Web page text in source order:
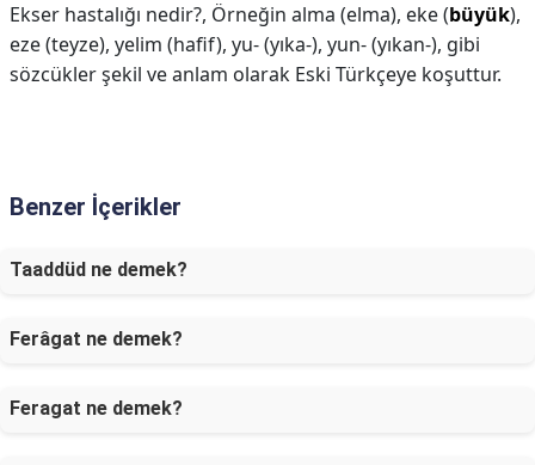
Ekser hastalığı nedir?, Örneğin alma (elma), eke (büyük),
eze (teyze), yelim (hafif), yu- (yıka-), yun- (yıkan-), gibi
sözcükler şekil ve anlam olarak Eski Türkçeye koşuttur.
Benzer İçerikler
Taaddüd ne demek?
Ferâgat ne demek?
Feragat ne demek?